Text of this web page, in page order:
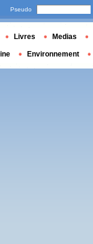
Pseudo
Livres Medias
Environnement